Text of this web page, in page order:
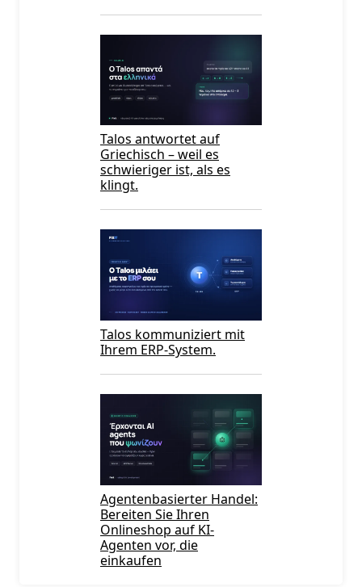
Talos antwortet auf
Griechisch – weil es
schwieriger ist, als es
klingt.
Talos kommuniziert mit
Ihrem ERP-System.
Agentenbasierter Handel:
Bereiten Sie Ihren
Onlineshop auf KI-
Agenten vor, die
einkaufen